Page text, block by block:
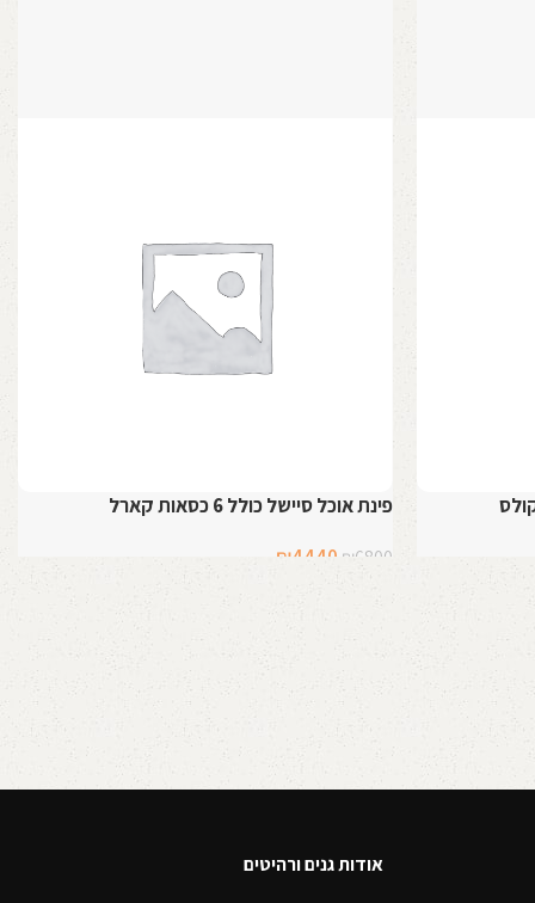
פינת אוכל סיישל כולל 6 כסאות קארל
₪6800
המחיר
המקורי
₪4440
הוא:
בחר אפשרויות
אודות גנים ורהיטים